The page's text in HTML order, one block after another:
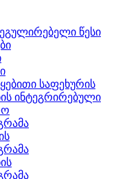
წესი
საფეხურის
ინტეგრირებული